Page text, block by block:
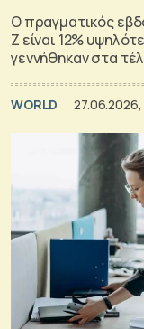
Ο πραγματικός
Z είναι 12%
γεννήθηκαν στα
WORLD